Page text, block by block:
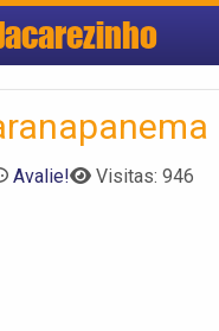
Avalie! Visitas: 946